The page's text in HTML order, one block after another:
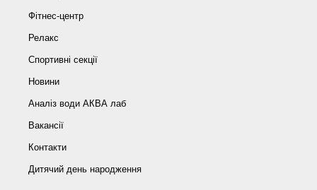
Фітнес-центр
Релакс
Спортивні секції
Новини
Аналіз води АКВА лаб​
Вакансії
Контакти
Дитячий день народження